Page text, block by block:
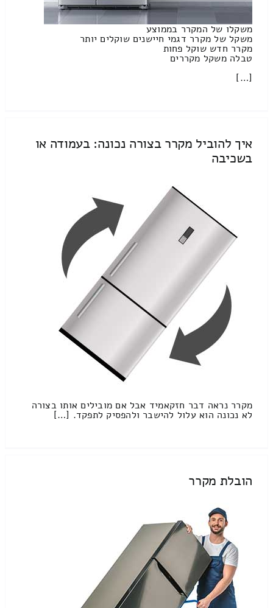
משקלו של המקרר בממוצע
משקל של מקרר דגמי חיישנים שוקלים יותר
מקרר חדש שוקל פחות
טבלה משקל מקררים
[…]
איך להוביל מקרר בצורה נכונה: בעמודה או
בשכיבה
מקרר נראה דבר חזקאמיד אבל אם מובילים אותו בצורה
לא נכונה הוא עלול להישבר ולהפסיק לתפקד. […]
הובלת מקרר